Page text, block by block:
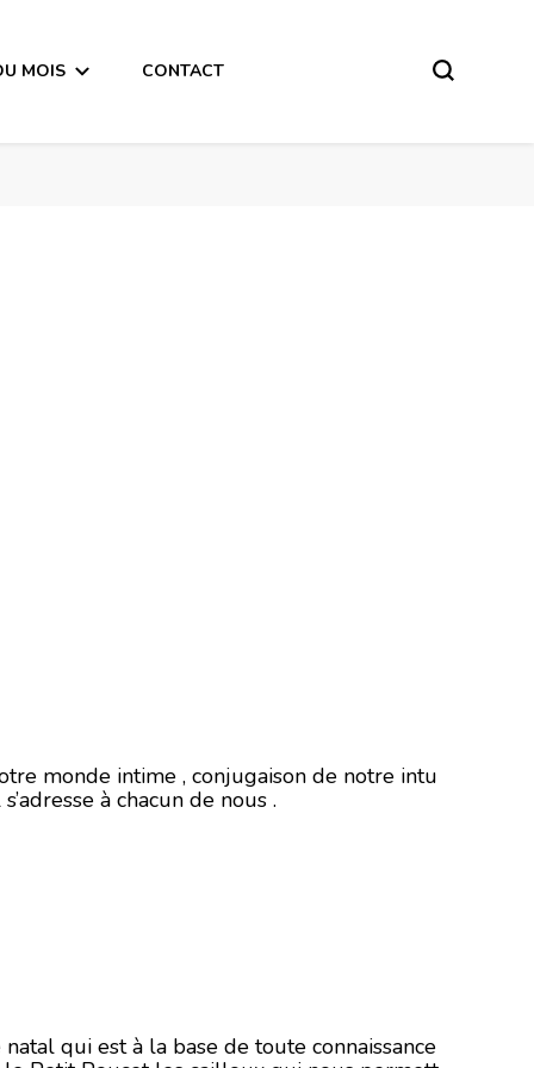
MOIS CONTACT
monde intime , conjugaison de notre intu
à chacun de nous .
qui est à la base de toute connaissance